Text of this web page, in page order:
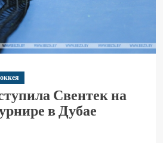
Свентек на
в Дубае